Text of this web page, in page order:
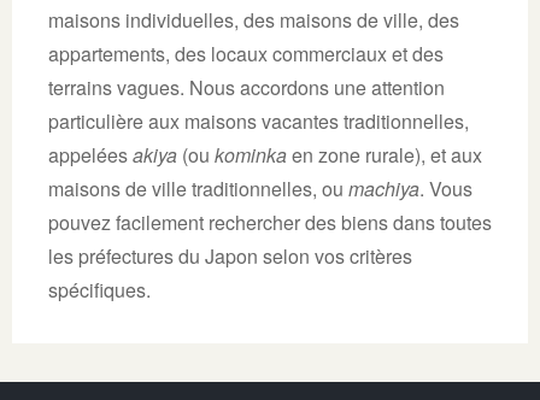
maisons individuelles, des maisons de ville, des
appartements, des locaux commerciaux et des
terrains vagues. Nous accordons une attention
particulière aux maisons vacantes traditionnelles,
appeléesakiya (ou kominkaen zone rurale), et aux
maisons de ville traditionnelles, ou machiya. Vous
pouvez facilement rechercher des biens dans toutes
les préfectures du Japon selon vos critères
spécifiques.